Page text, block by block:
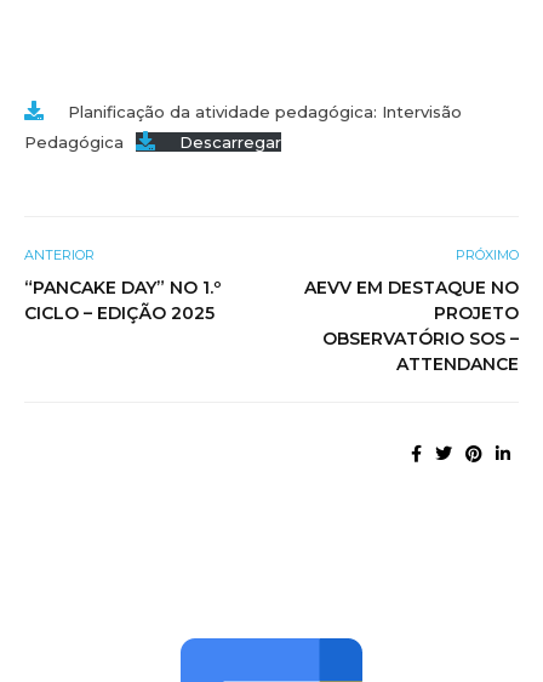
Planificação da atividade pedagógica: Intervisão
Pedagógica
Descarregar
ANTERIOR
“PANCAKE DAY” NO 1.º
CICLO – EDIÇÃO 2025
PRÓXIMO
AEVV EM DESTAQUE NO
PROJETO
OBSERVATÓRIO SOS –
ATTENDANCE